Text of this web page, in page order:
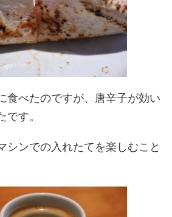
食べたのですが、唐辛子が効い
す。
シンでの入れたてを楽しむこと